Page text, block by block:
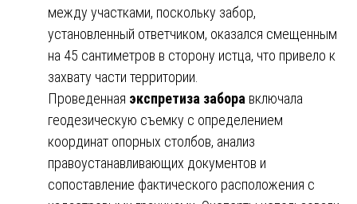
между участками, поскольку забор,
установленный ответчиком, оказался смещенным
на 45 сантиметров в сторону истца, что привело к
захвату части территории.
Проведенная экспретиза забора включала
геодезическую съемку с определением
координат опорных столбов, анализ
правоустанавливающих документов и
сопоставление фактического расположения с